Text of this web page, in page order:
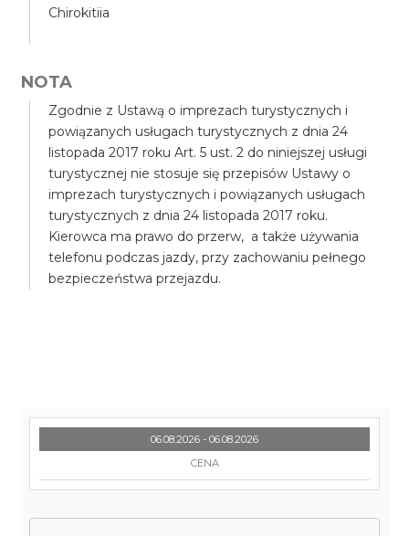
Chirokitiia
NOTA
Zgodnie z Ustawą o imprezach turystycznych i
powiązanych usługach turystycznych z dnia 24
listopada 2017 roku Art. 5 ust. 2 do niniejszej usługi
turystycznej nie stosuje się przepisów Ustawy o
imprezach turystycznych i powiązanych usługach
turystycznych z dnia 24 listopada 2017 roku.
Kierowca ma prawo do przerw, a także używania
telefonu podczas jazdy, przy zachowaniu pełnego
bezpieczeństwa przejazdu.
06.08.2026 - 06.08.2026
CENA